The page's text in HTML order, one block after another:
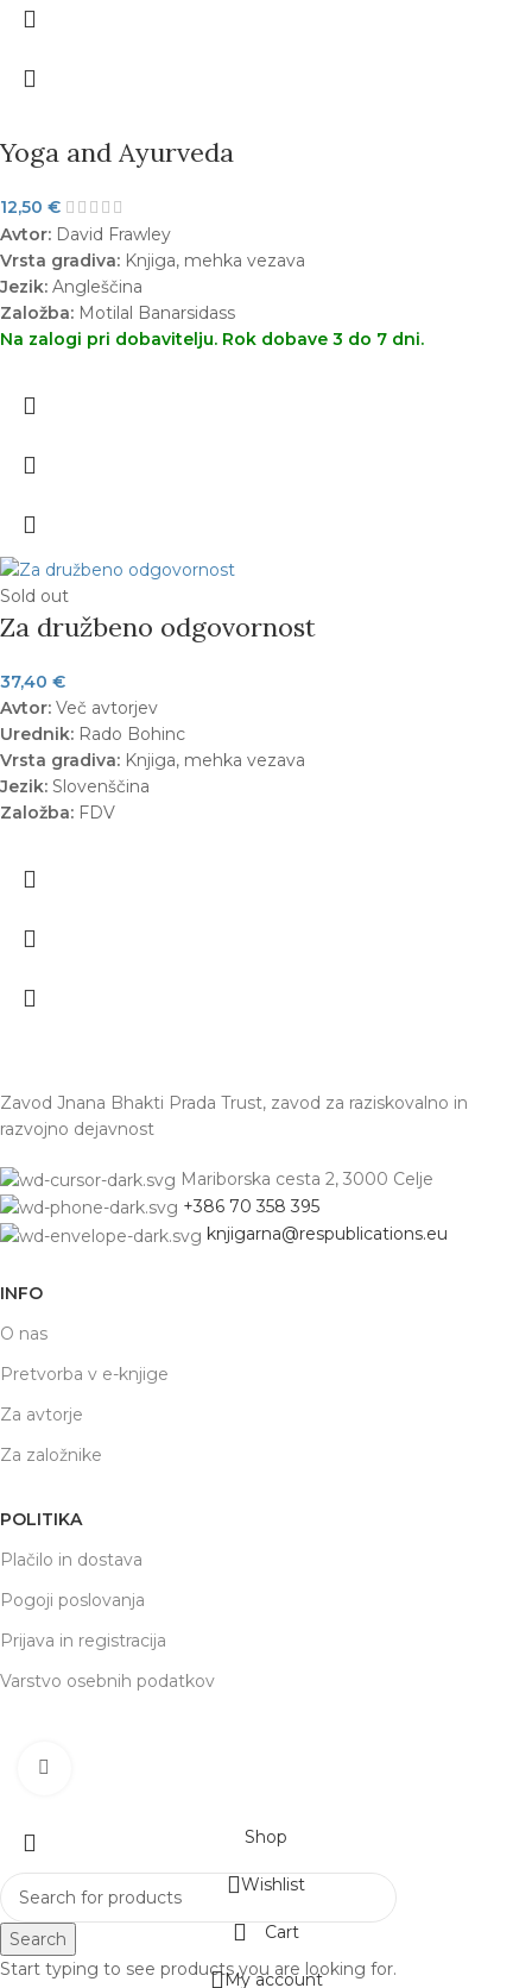
Yoga and Ayurveda
12,50 €
Avtor: David Frawley
Vrsta gradiva: Knjiga, mehka vezava
Jezik: Angleščina
Založba: Motilal Banarsidass
Na zalogi pri dobavitelju. Rok dobave 3 do 7 dni.
Sold out
Za družbeno odgovornost
37,40 €
Avtor: Več avtorjev
Urednik: Rado Bohinc
Vrsta gradiva: Knjiga, mehka vezava
Jezik: Slovenščina
Založba: FDV
Zavod Jnana Bhakti Prada Trust, zavod za raziskovalno in
razvojno dejavnost
Mariborska cesta 2, 3000 Celje
+386 70 358 395
knjigarna@respublications.eu
INFO
O nas
Pretvorba v e-knjige
Za avtorje
Za založnike
POLITIKA
Plačilo in dostava
Pogoji poslovanja
Prijava in registracija
Varstvo osebnih podatkov
Search
Start typing to see products you are looking for.
Shop
Wishlist
Cart
My account